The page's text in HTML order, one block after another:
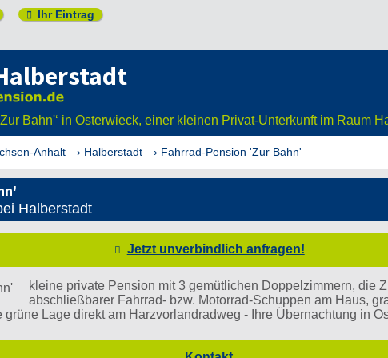
 Ihr Eintrag
Bahn'‘ in Osterwieck, einer kleinen Privat-Unterkunft im Raum
Anhalt Halberstadt Fahrrad-Pension 'Zur Bahn'
Halberstadt
Jetzt unverbindlich anfragen!
kleine private Pension mit 3 gemütlichen Doppelzimmern, die
abschließbarer Fahrrad- bzw. Motorrad-Schuppen am Haus,
Lage direkt am Harzvorlandradweg - Ihre Übernachtung in